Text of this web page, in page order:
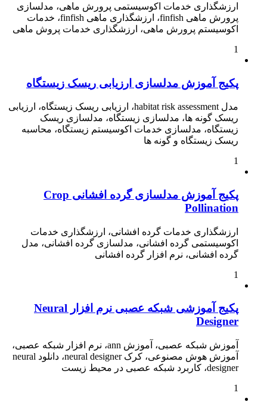
ارزشگذاری خدمات اکوسیستمی پرورش ماهی، مدلسازی
پرورش ماهی finfish، ارزشگذاری ماهی finfish، خدمات
اکوسیستم پرورش ماهی، ارزشگذاری خدمات پروش ماهی
1
پکیج آموزش مدلسازی ارزیابی ریسک زیستگاه
مدل habitat risk assessment، ارزیابی ریسک زیستگاه، ارزیابی
ریسک گونه ها، مدلسازی زیستگاه، مدلسازی ریسک
زیستگاه، مدلسازی خدمات اکوسیستم زیستگاه، محاسبه
ریسک زیستگاه و گونه ها
1
پکیج آموزش مدلسازی گرده افشانی Crop
Pollination
ارزشگذاری خدمات گرده افشانی، ارزشگذاری خدمات
اکوسیستمی گرده افشانی، مدلسازی گرده افشانی، مدل
گرده افشانی، نرم افزار گرده افشانی
1
پکیج آموزشی شبکه عصبی نرم افزار Neural
Designer
آموزش شبکه عصبی، آموزش ann، نرم افزار شبکه عصبی،
آموزش هوش مصنوعی، کرک neural designer، دانلود neural
designer، کاربرد شبکه عصبی در محیط زیست
1